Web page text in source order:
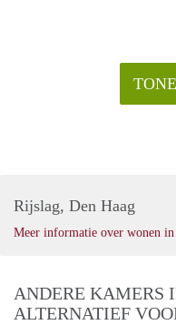
Rijslag, Den Haag
Meer informatie over wonen
ANDERE KAMERS
ALTERNATIEF